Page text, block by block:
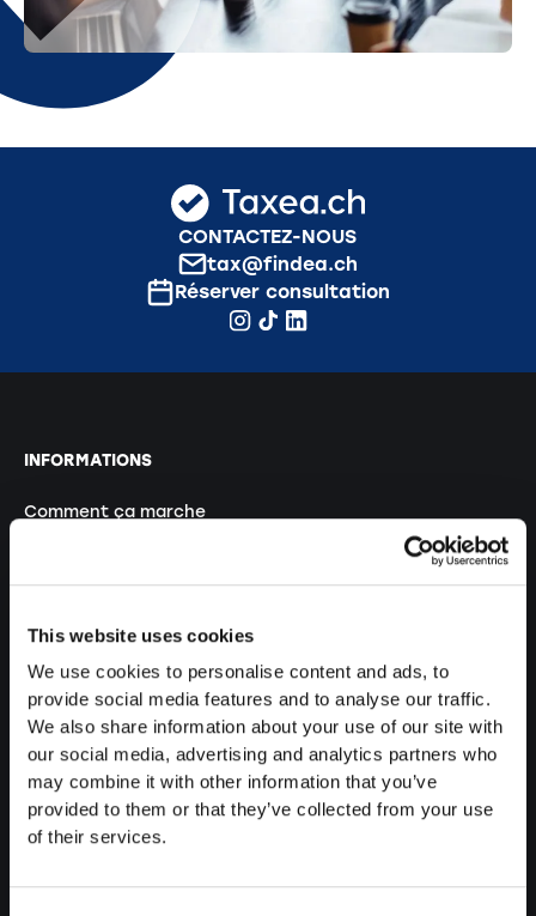
This website uses cookies
We use cookies to personalise content and ads, to
provide social media features and to analyse our traffic.
We also share information about your use of our site with
our social media, advertising and analytics partners who
may combine it with other information that you’ve
provided to them or that they’ve collected from your use
of their services.
CONTACTEZ-NOUS
tax@findea.ch
Réserver consultation
INFORMATIONS
Comment ça marche
Délais
FAQ
Sécurité
Politique de confidentialité
CGV